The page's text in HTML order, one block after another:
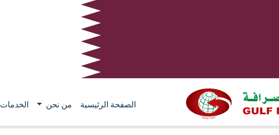
الصفحة الرئيسية من نحن الخدمات